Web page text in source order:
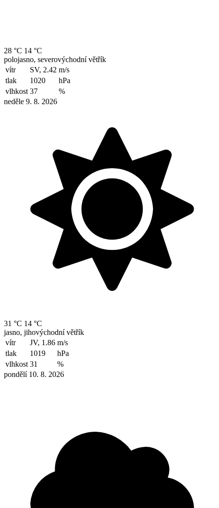
28 °C 14 °C
polojasno, severovýchodní větřík
vítr
SV, 2.42 m/s
tlak
1020
hPa
vlhkost 37
%
neděle 9. 8. 2026
31 °C 14 °C
jasno, jihovýchodní větřík
vítr
JV, 1.86 m/s
tlak
1019
hPa
vlhkost 31
%
pondělí 10. 8. 2026